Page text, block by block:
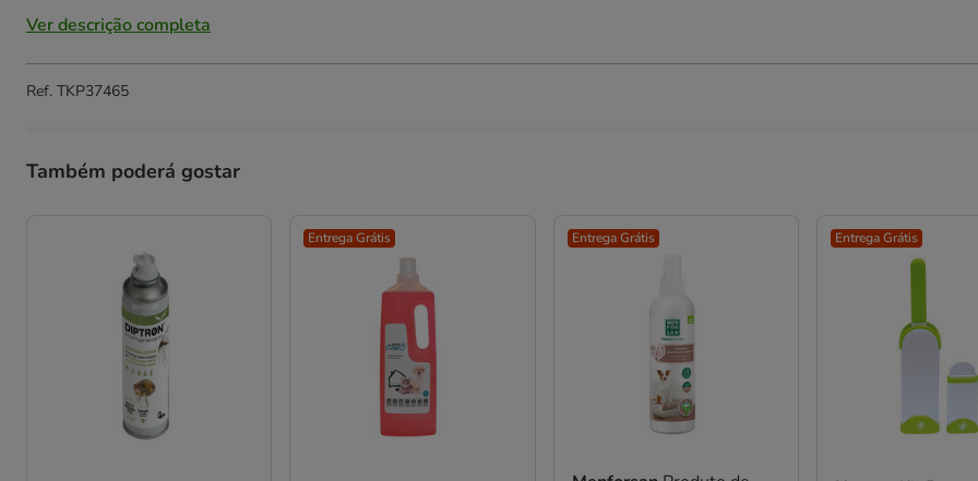
Ver descrição completa
Ref. TKP37465
Também poderá gostar
Entrega Grátis Entrega Grátis Entrega Grátis